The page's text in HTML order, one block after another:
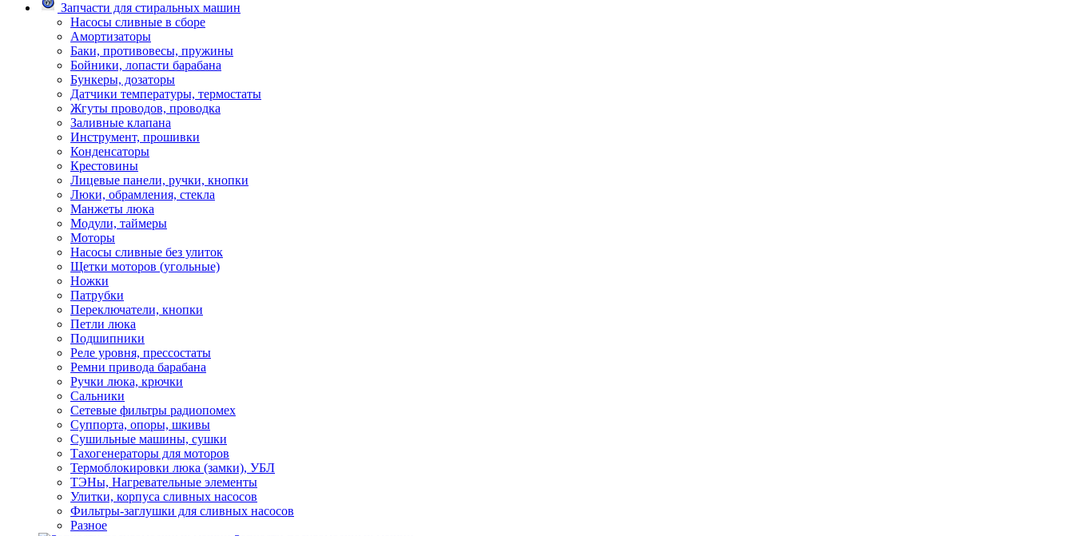
Запчасти для стиральных машин
Насосы сливные в сборе
Амортизаторы
Баки, противовесы, пружины
Бойники, лопасти барабана
Бункеры, дозаторы
Датчики температуры, термостаты
Жгуты проводов, проводка
Заливные клапана
Инструмент, прошивки
Конденсаторы
Крестовины
Лицевые панели, ручки, кнопки
Люки, обрамления, стекла
Манжеты люка
Модули, таймеры
Моторы
Насосы сливные без улиток
Щетки моторов (угольные)
Ножки
Патрубки
Переключатели, кнопки
Петли люка
Подшипники
Реле уровня, прессостаты
Ремни привода барабана
Ручки люка, крючки
Сальники
Сетевые фильтры радиопомех
Суппорта, опоры, шкивы
Сушильные машины, сушки
Тахогенераторы для моторов
Термоблокировки люка (замки), УБЛ
ТЭНы, Нагревательные элементы
Улитки, корпуса сливных насосов
Фильтры-заглушки для сливных насосов
Разное